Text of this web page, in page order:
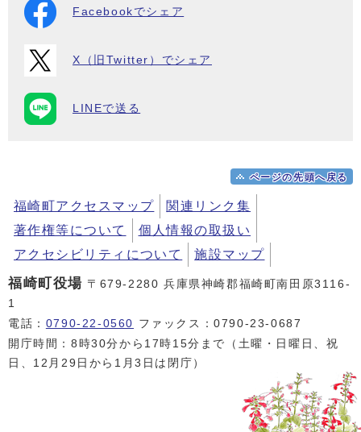
Facebookでシェア
X（旧Twitter）でシェア
LINEで送る
ページの先頭へ戻る
福崎町アクセスマップ
関連リンク集
著作権等について
個人情報の取扱い
アクセシビリティについて
施設マップ
福崎町役場 〒679-2280 兵庫県神崎郡福崎町南田原3116-
1
電話： 0790-22-0560 ファックス：0790-23-0687
開庁時間：8時30分から17時15分まで（土曜・日曜日、祝
日、12月29日から1月3日は閉庁）